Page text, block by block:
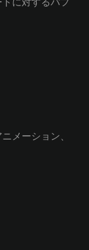
に対するパフ
メーション、